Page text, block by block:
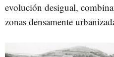
evolución desigual,
zonas densamente